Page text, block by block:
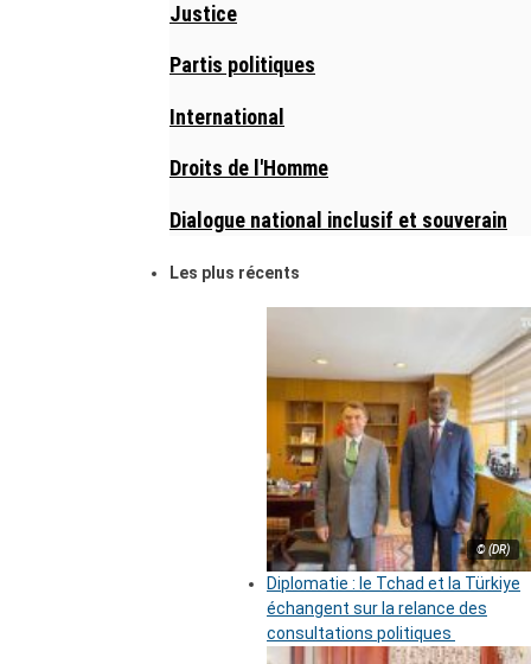
Justice
Partis politiques
International
Droits de l'Homme
Dialogue national inclusif et souverain
Les plus récents
© (DR)
Diplomatie : le Tchad et la Türkiye
échangent sur la relance des
consultations politiques